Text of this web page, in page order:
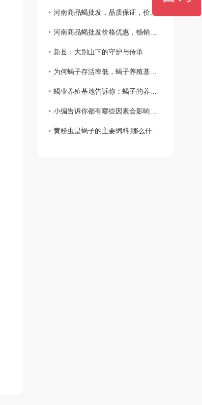
河南商品蝎批发，品质保证，价格实惠！
河南商品蝎批发价格优惠，畅销全国！
新县：大别山下的守护与传承
为何蝎子存活率低，蝎子养殖基地告诉你
蝎业养殖基地告诉你：蝎子的养殖步骤
小编告诉你都有哪些因素会影响到孕蝎出现流产和死胎
黄粉虫是蝎子的主要饲料,哪么什么是黄粉虫主要的食物呢？